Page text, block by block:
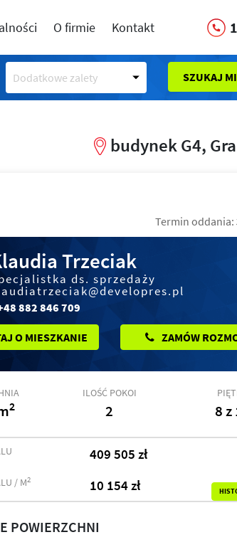
O firmie Kontakt
Dodatkowe zalety SZUKAJ
budynek G4,
Termin oddania:
Trzeciak
ds. sprzedaży
882 846 709
O MIESZKANIE ZAMÓW
2
ILOŚĆ POKOI
2 8 z
409 505 zł
/ M2 10 154 zł
POWIERZCHNI